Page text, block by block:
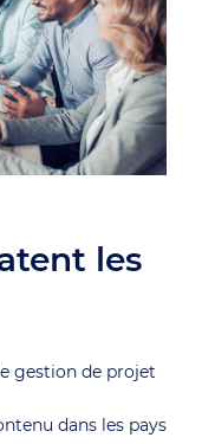
les
gestion de projet
dans les pays